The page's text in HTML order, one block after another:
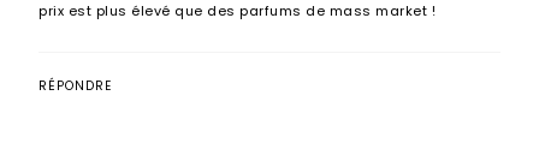
prix est plus élevé que des parfums de mass market !
RÉPONDRE